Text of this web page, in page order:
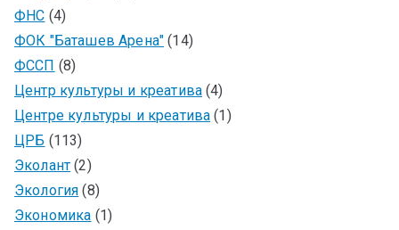
ФНС (4)
ФОК "Баташев Арена" (14)
ФССП (8)
Центр культуры и креатива (4)
Центре культуры и креатива (1)
ЦРБ (113)
Эколант (2)
Экология (8)
Экономика (1)